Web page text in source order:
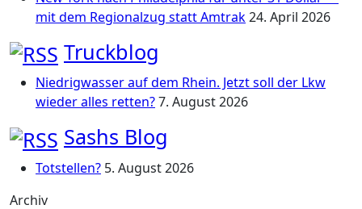
mit dem Regionalzug statt Amtrak24. April 2026
Truckblog
Niedrigwasser auf dem Rhein. Jetzt soll der Lkw
wieder alles retten?7. August 2026
Sashs Blog
Totstellen? 5. August 2026
Archiv